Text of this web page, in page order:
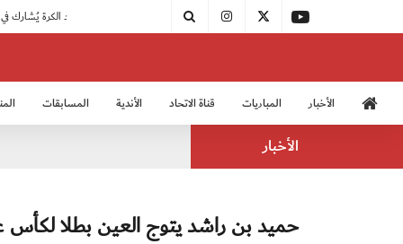
الأخبار المباريات قناة الاتحاد الأندية المسابقات
الأخبار
حميد بن راشد يتوج العين بطلا لكأس